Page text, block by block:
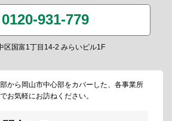
0120-931-779
区国富1丁目14-2 みらいビル1F
から岡山市中心部をカバーした、各事業所
お気軽にお訪ねください。